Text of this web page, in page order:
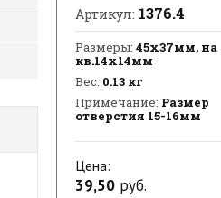
Артикул: 1376.4
Размеры: 45х37мм, на
кв.14х14мм
Вес: 0.13 кг
Примечание: Размер
отверстия 15-16мм
Цена:
39,50 руб.